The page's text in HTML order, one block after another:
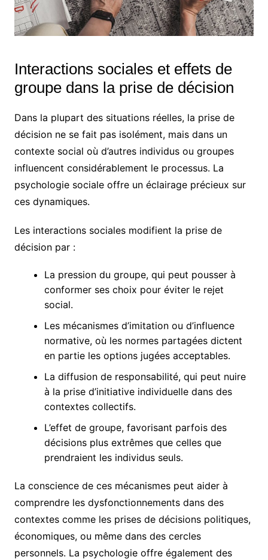
Interactions sociales et effets de
groupe dans la prise de décision
Dans la plupart des situations réelles, la prise de
décision ne se fait pas isolément, mais dans un
contexte social où d’autres individus ou groupes
influencent considérablement le processus. La
psychologie sociale offre un éclairage précieux sur
ces dynamiques.
Les interactions sociales modifient la prise de
décision par :
La pression du groupe, qui peut pousser à
conformer ses choix pour éviter le rejet
social.
Les mécanismes d’imitation ou d’influence
normative, où les normes partagées dictent
en partie les options jugées acceptables.
La diffusion de responsabilité, qui peut nuire
à la prise d’initiative individuelle dans des
contextes collectifs.
L’effet de groupe, favorisant parfois des
décisions plus extrêmes que celles que
prendraient les individus seuls.
La conscience de ces mécanismes peut aider à
comprendre les dysfonctionnements dans des
contextes comme les prises de décisions politiques,
économiques, ou même dans des cercles
personnels. La psychologie offre également des